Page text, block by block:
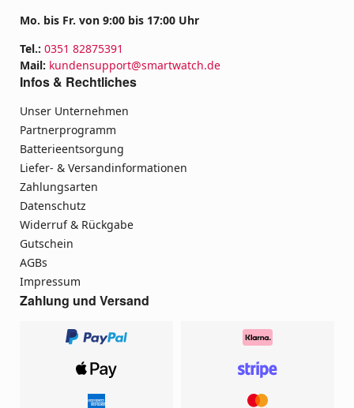
Mo. bis Fr. von 9:00 bis 17:00 Uhr
Tel.: 0351 82875391
Mail: kundensupport@smartwatch.de
Infos & Rechtliches
Unser Unternehmen
Partnerprogramm
Batterieentsorgung
Liefer- & Versandinformationen
Zahlungsarten
Datenschutz
Widerruf & Rückgabe
Gutschein
AGBs
Impressum
Zahlung und Versand